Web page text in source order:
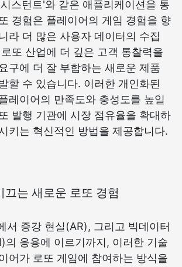
스턴트'와 같은 애플리케이션을 통
경험은 플레이어의 게임 경험을 향
라 더 많은 사용자 데이터의 수집
또 산업에 더 깊은 고객 통찰력을
구에 더 잘 부합하는 새로운 제품
할 수 있습니다. 이러한 개인화된
레이어의 만족도와 충성도를 높일
발행 기관에 시장 점유율을 확대하
키는 혁신적인 방법을 제공합니다.
끄는 새로운 로또 경험
서 증강 현실(AR), 그리고 빅데이터
의 응용에 이르기까지, 이러한 기술
어가 로또 게임에 참여하는 방식을